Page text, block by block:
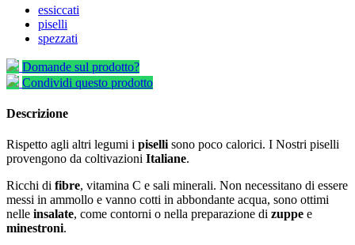
essiccati
piselli
spezzati
Domande sul prodotto?
Condividi questo prodotto
Descrizione
Rispetto agli altri legumi i pisellisono poco calorici. I Nostri piselli
provengono da coltivazioni Italiane.
Ricchi di fibre, vitamina C e sali minerali. Non necessitano di essere
messi in ammollo e vanno cotti in abbondante acqua, sono ottimi
nelle insalate, come contorni o nella preparazione di zuppe e
minestroni.